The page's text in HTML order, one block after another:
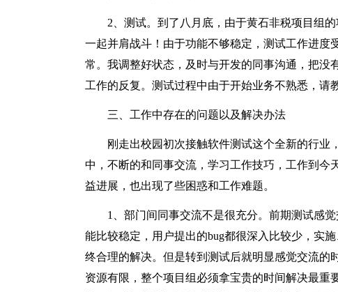
2、测试。到了八月底，由于黄石非税项目组
一起并肩战斗！由于功能不够稳定，测试工作进
常。我调整好状态，及时与开发的同事沟通，把没
工作的反复。测试过程中由于开始业务不熟悉，请
三、工作中存在的问题以及解决办法
刚走出校园初次接触软件测试这个全新的行业
中，不断的和同事交流，学习工作技巧，工作到今
益进展，也出现了些困惑和工作难题。
1、部门间同事交流不是很充分。前期测试感
能比较稳定，用户提出的bug都很深入比较少，实
终合理的解决。但是转到测试后就明显感觉交流的
资源有限，整个项目组必须拿宝贵的时间解决最